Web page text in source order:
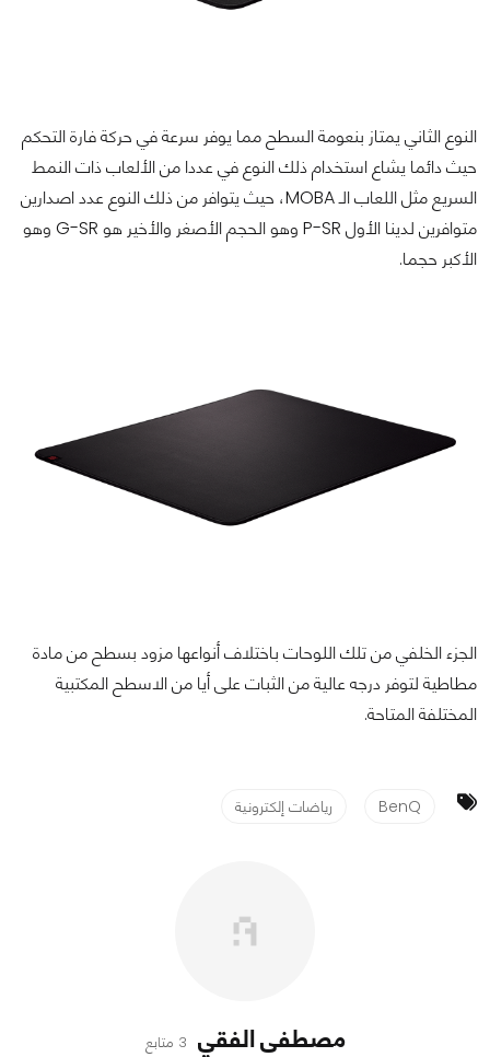
النوع الثاني يمتاز بنعومة السطح مما يوفر سرعة في حركة فارة التحكم
حيث دائما يشاع استخدام ذلك النوع في عددا من الألعاب ذات النمط
السريع مثل اللعاب الـ MOBA، حيث يتوافر من ذلك النوع عدد اصدارين
متوافرين لدينا الأول P-SR وهو الحجم الأصغر والأخير هو G-SR وهو
الأكبر حجما.
الجزء الخلفي من تلك اللوحات باختلاف أنواعها مزود بسطح من مادة
مطاطية لتوفر درجه عالية من الثبات على أيا من الاسطح المكتبية
المختلفة المتاحة.
BenQ رياضات إلكترونية
مصطفى الفقي 3 متابع